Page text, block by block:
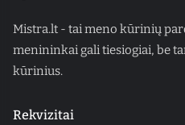
Mistra.lt - tai meno kūrinių
menininkai gali tiesiogiai, be
kūrinius.
Rekvizitai